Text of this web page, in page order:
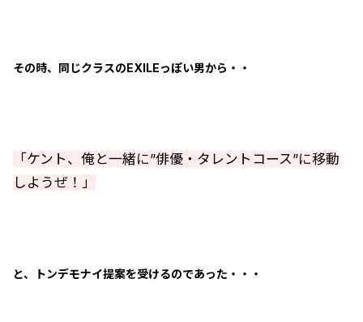
その時、同じクラスのEXILEっぽい男から・・
「ケント、俺と一緒に”俳優・タレントコース”に移動
しようぜ！」
と、トンデモナイ提案を受けるのであった・・・